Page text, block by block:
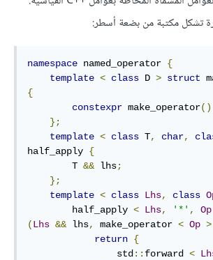
تشكل مكتبة من بضعة أسطر:
namespace named_operator {
template < class D > struct
{
constexpr make_operator()
};
template < class T, char,
half_apply {
        T
&& lhs;
};
template < class Lhs, class
        half_apply
< Lhs, '*' , Op
(Lhs && lhs, make_operator < Op >
return {
                std
:: forward <